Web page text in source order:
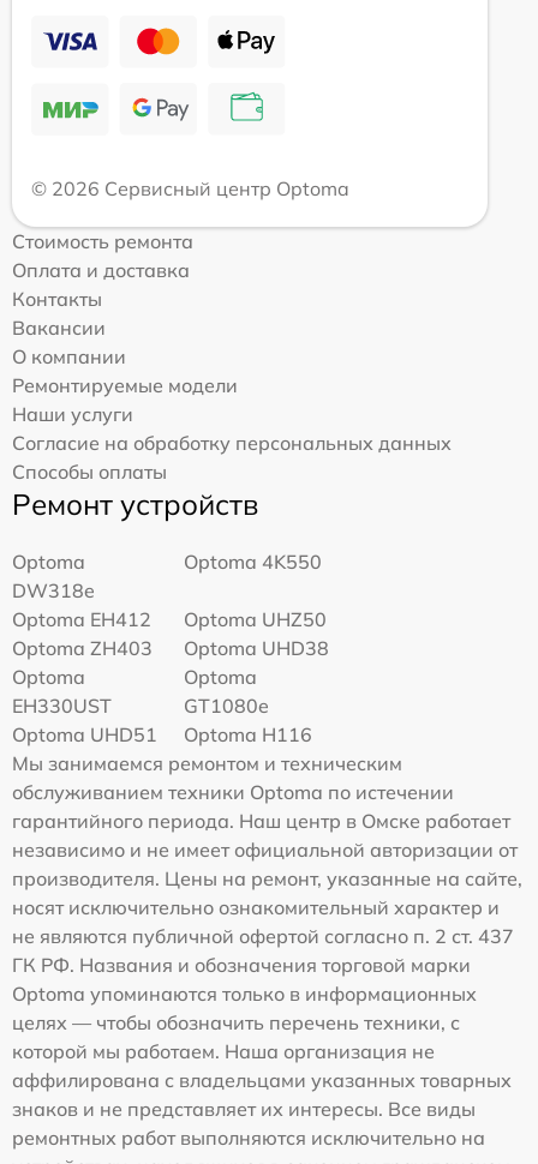
© 2026 Сервисный центр Optoma
Стоимость ремонта
Оплата и доставка
Контакты
Вакансии
О компании
Ремонтируемые модели
Наши услуги
Согласие на обработку персональных данных
Способы оплаты
Ремонт устройств
Optoma
DW318e
Optoma 4K550
Optoma EH412
Optoma UHZ50
Optoma ZH403
Optoma UHD38
Optoma
EH330UST
Optoma
GT1080e
Optoma UHD51
Optoma H116
Мы занимаемся ремонтом и техническим
обслуживанием техники Optoma по истечении
гарантийного периода. Наш центр в Омске работает
независимо и не имеет официальной авторизации от
производителя. Цены на ремонт, указанные на сайте,
носят исключительно ознакомительный характер и
не являются публичной офертой согласно п. 2 ст. 437
ГК РФ. Названия и обозначения торговой марки
Optoma упоминаются только в информационных
целях — чтобы обозначить перечень техники, с
которой мы работаем. Наша организация не
аффилирована с владельцами указанных товарных
знаков и не представляет их интересы. Все виды
ремонтных работ выполняются исключительно на